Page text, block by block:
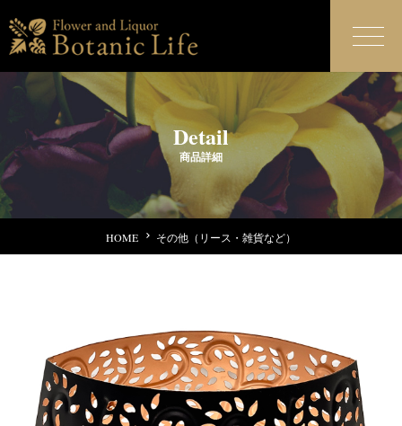
Detail
商品詳細
HOME その他（リース・雑貨など）